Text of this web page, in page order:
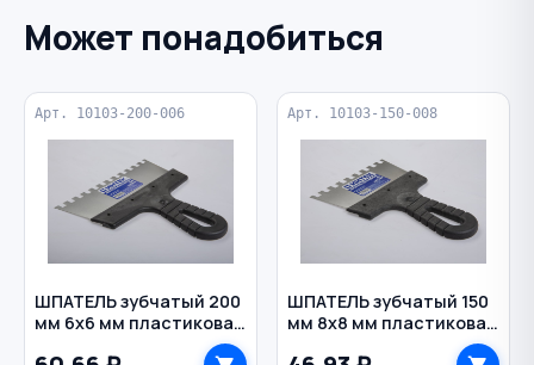
Может понадобиться
Арт. 10103-200-006
ШПАТЕЛЬ зубчатый 200
мм 6х6 мм пластиковая
рукоятка нерж. сталь
Арт. 10103-150-008
ШПАТЕЛЬ зубчатый 150
мм 8х8 мм пластиковая
рукоятка нерж. сталь